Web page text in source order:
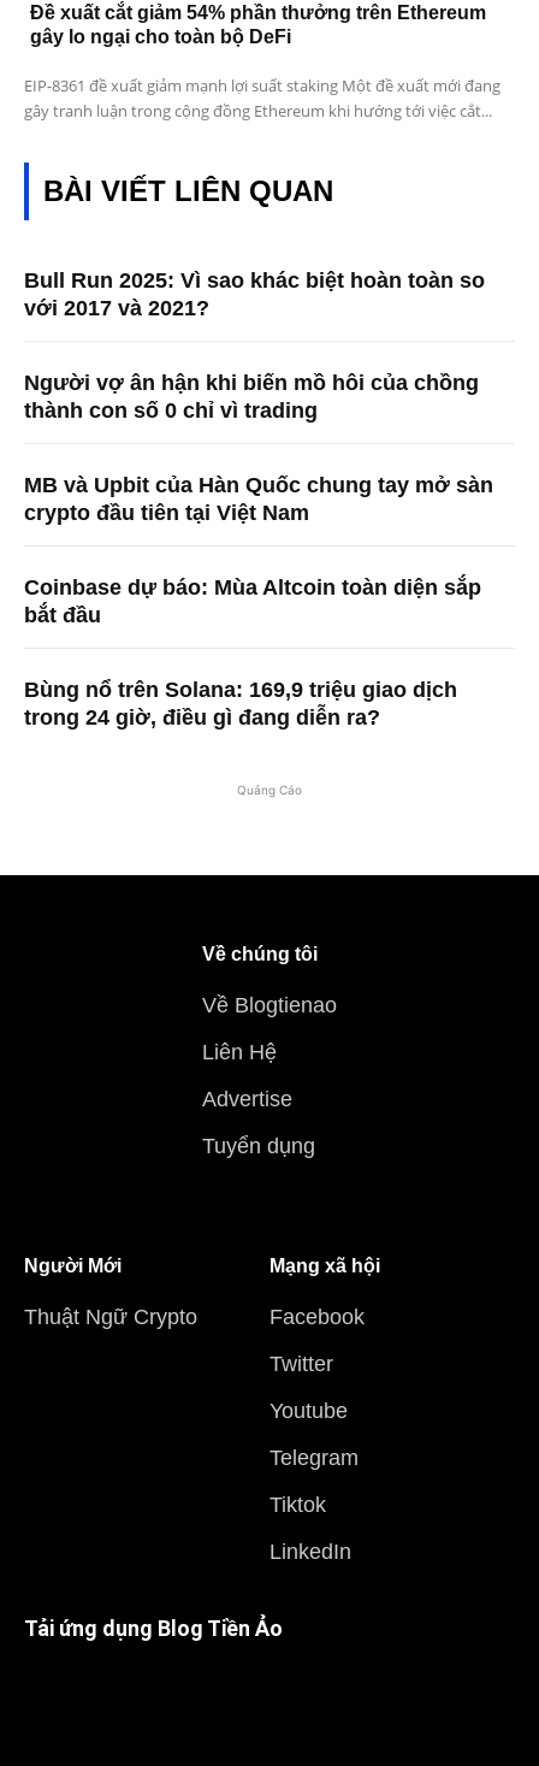
Đề xuất cắt giảm 54% phần thưởng trên Ethereum
gây lo ngại cho toàn bộ DeFi
EIP-8361 đề xuất giảm mạnh lợi suất staking Một đề xuất mới đang
gây tranh luận trong cộng đồng Ethereum khi hướng tới việc cắt...
BÀI VIẾT LIÊN QUAN
Bull Run 2025: Vì sao khác biệt hoàn toàn so
với 2017 và 2021?
Người vợ ân hận khi biến mồ hôi của chồng
thành con số 0 chỉ vì trading
MB và Upbit của Hàn Quốc chung tay mở sàn
crypto đầu tiên tại Việt Nam
Coinbase dự báo: Mùa Altcoin toàn diện sắp
bắt đầu
Bùng nổ trên Solana: 169,9 triệu giao dịch
trong 24 giờ, điều gì đang diễn ra?
Quảng Cáo
Về chúng tôi
Về Blogtienao
Liên Hệ
Advertise
Tuyển dụng
Người Mới
Thuật Ngữ Crypto
Mạng xã hội
Facebook
Twitter
Youtube
Telegram
Tiktok
LinkedIn
Tải ứng dụng Blog Tiền Ảo